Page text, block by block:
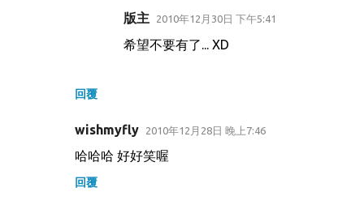
回覆
版主 2010年12月30日 下午5:41
希望不要有了... XD
wishmyfly 2010年12月28日 晚上7:46
哈哈哈 好好笑喔
回覆